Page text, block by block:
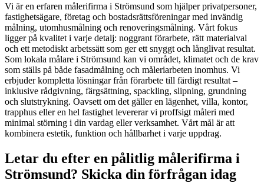
Vi är en erfaren målerifirma i Strömsund som hjälper privatpersoner,
fastighetsägare, företag och bostadsrättsföreningar med invändig
målning, utomhusmålning och renoveringsmålning. Vårt fokus
ligger på kvalitet i varje detalj: noggrant förarbete, rätt materialval
och ett metodiskt arbetssätt som ger ett snyggt och långlivat resultat.
Som lokala målare i Strömsund kan vi området, klimatet och de krav
som ställs på både fasadmålning och måleriarbeten inomhus. Vi
erbjuder kompletta lösningar från förarbete till färdigt resultat –
inklusive rådgivning, färgsättning, spackling, slipning, grundning
och slutstrykning. Oavsett om det gäller en lägenhet, villa, kontor,
trapphus eller en hel fastighet levererar vi proffsigt måleri med
minimal störning i din vardag eller verksamhet. Vårt mål är att
kombinera estetik, funktion och hållbarhet i varje uppdrag.
Letar du efter en pålitlig målerifirma i
Strömsund? Skicka din förfrågan idag